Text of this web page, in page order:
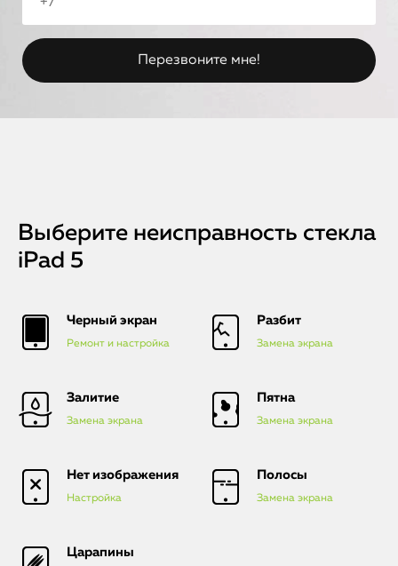
Выберите неисправность стекла
iPad 5
Черный экран
Ремонт и настройка
Разбит
Замена экрана
Залитие
Замена экрана
Пятна
Замена экрана
Нет изображения
Настройка
Полосы
Замена экрана
Царапины